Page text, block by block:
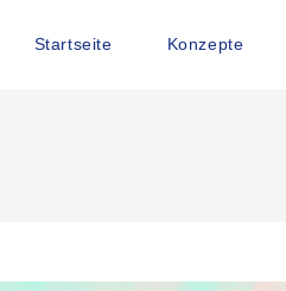
Startseite Konzepte